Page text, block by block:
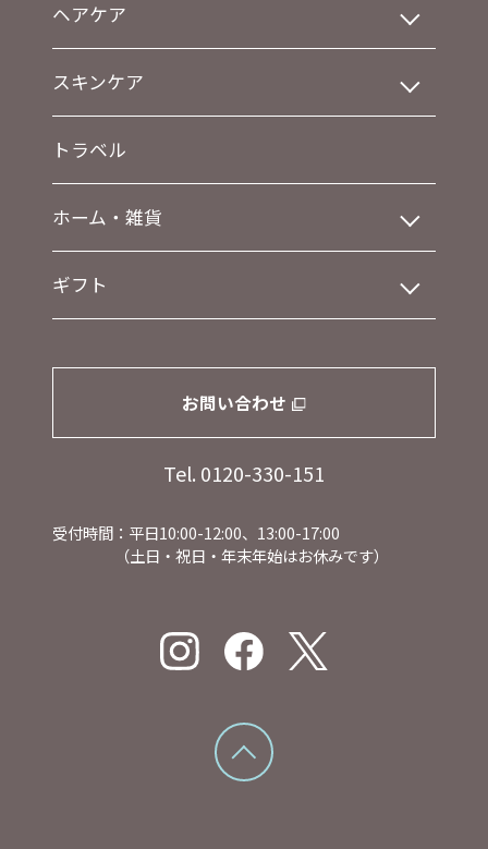
ヘアケア
スキンケア
トラベル
ホーム・雑貨
ギフト
お問い合わせ
Tel. 0120-330-151
受付時間：平日10:00-12:00、13:00-17:00
（土日・祝日・年末年始はお休みです）